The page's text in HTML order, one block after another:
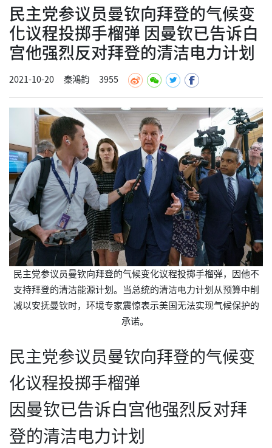
民主党参议员曼钦向拜登的气候变
化议程投掷手榴弹 因曼钦已告诉白
宫他强烈反对拜登的清洁电力计划
2021-10-20 秦鴻鈞 3955
民主党参议员曼钦向拜登的气候变化议程投掷手榴弹，因他不
支持拜登的清洁能源计划。当总统的清洁电力计划从预算中削
减以安抚曼钦时，环境专家震惊表示美国无法实现气候保护的
承诺。
民主党参议员曼钦向拜登的气候变
化议程投掷手榴弹
因曼钦已告诉白宫他强烈反对拜
登的清洁电力计划